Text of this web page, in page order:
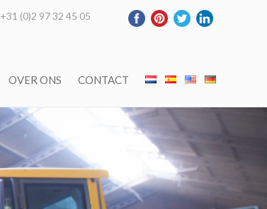
+31 (0)2 97 32 45 05
OVER ONS CONTACT